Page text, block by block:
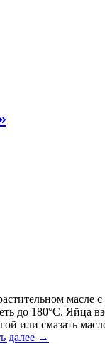
до 180°С. Яйца
или смазать
далее →